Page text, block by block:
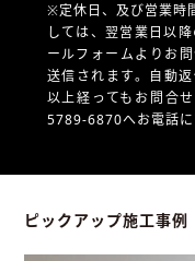
※定休日、及び営業時
しては、翌営業日以
ールフォームよりお
送信されます。自動
以上経ってもお問合
5789-6870へお電話に
ピックアップ施工事例